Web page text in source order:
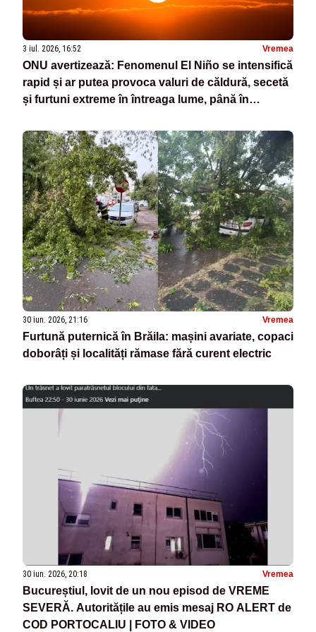
3 iul. 2026, 16:52 Vremea
ONU avertizează: Fenomenul El Niño se intensifică
rapid și ar putea provoca valuri de căldură, secetă
și furtuni extreme în întreaga lume, până în
30 iun. 2026, 21:16 Vremea
Furtună puternică în Brăila: mașini avariate, copaci
doborâți și localități rămase fără curent electric
30 iun. 2026, 20:18 Vremea
Bucureștiul, lovit de un nou episod de VREME
SEVERĂ. Autoritățile au emis mesaj RO ALERT de
COD PORTOCALIU | FOTO & VIDEO